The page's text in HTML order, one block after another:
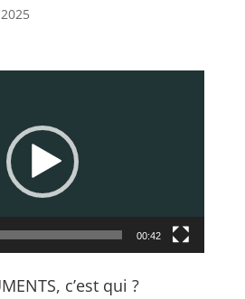
00:42
c’est qui ?